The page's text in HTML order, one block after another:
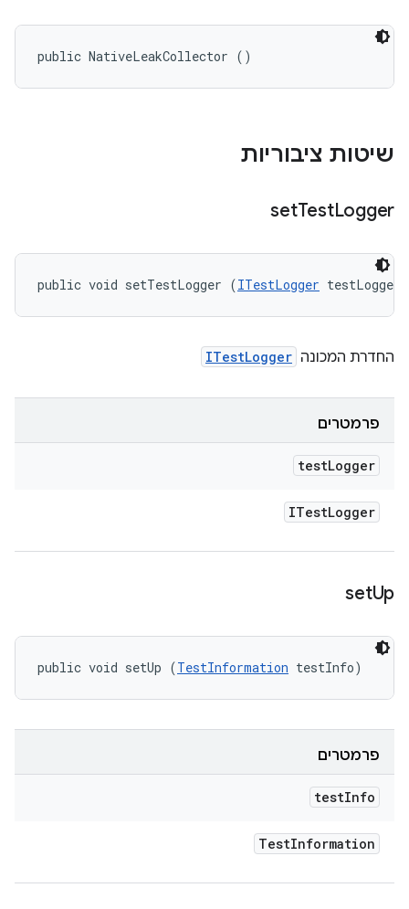
public NativeLeakCollector ()
שיטות ציבוריות
setTestLogger
public void setTestLogger (ITestLogger testLogger)
החדרת המכונה ITestLogger
פרמטרים
testLogger
ITestLogger
setUp
public void setUp (TestInformation testInfo)
פרמטרים
testInfo
TestInformation